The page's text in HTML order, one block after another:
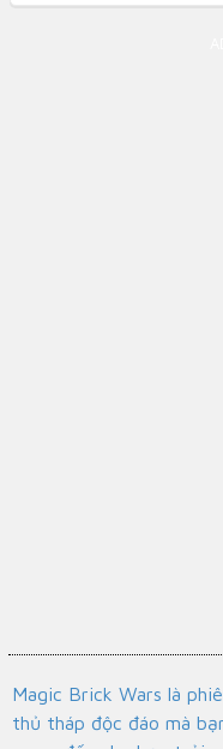
Magic Brick Wars là
thủ tháp độc đáo mà